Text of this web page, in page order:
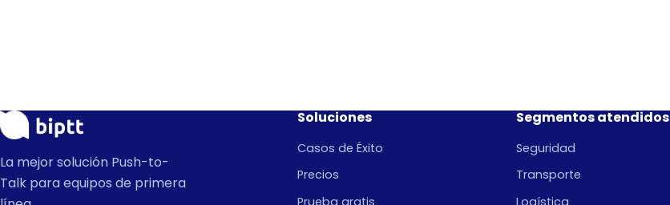
La mejor solución Push-to-
Talk para equipos de primera
Soluciones
Casos de Éxito
Precios
Prueba gratis
Segmentos atendidos
Seguridad
Transporte
Logística